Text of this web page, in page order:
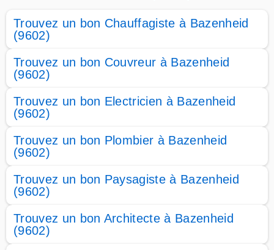
Trouvez un bon Chauffagiste à Bazenheid
(9602)
Trouvez un bon Couvreur à Bazenheid
(9602)
Trouvez un bon Electricien à Bazenheid
(9602)
Trouvez un bon Plombier à Bazenheid
(9602)
Trouvez un bon Paysagiste à Bazenheid
(9602)
Trouvez un bon Architecte à Bazenheid
(9602)